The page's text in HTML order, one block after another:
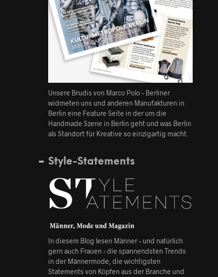
Unsere Brudis von Marco Polo – Berliner
widmeten uns und anderen Manufakturen in
Berlin eine Feature Seite in der um die
Handmade Szene in Berlin geht und was Berlin
als Standort für Kreative so einzigartig macht.
Style-Statements
In diesem Blog lesen Männer – und natürlich
gern auch Frauen – die spannendsten Trends
in der Männermode, die wichtigsten
Statements von Köpfen aus der Branche und